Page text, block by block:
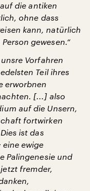
die antiken
ohne dass
kann, natürlich
gewesen.“
Vorfahren
Teil ihres
erworbnen
[...] also
auf die Unsern,
fortwirken
ist das
ewige
Palingenesie und
fremder,